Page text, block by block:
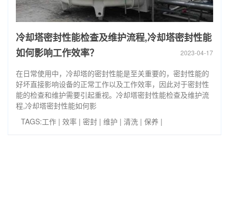
冷却塔密封性能检查及维护流程,冷却塔密封性能
如何影响工作效率？
2023-04-17
在日常使用中，冷却塔的密封性能是至关重要的，密封性能的
好坏直接影响设备的正常工作以及工作效率，因此对于密封性
能的检查和维护需要引起重视。冷却塔密封性能检查及维护流
程,冷却塔密封性能如何影
TAGS:工作 | 效率 | 密封 | 维护 | 清洗 | 保养 |